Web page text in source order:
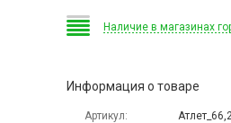
Наличие в магазинах
Информация о товаре
Артикул